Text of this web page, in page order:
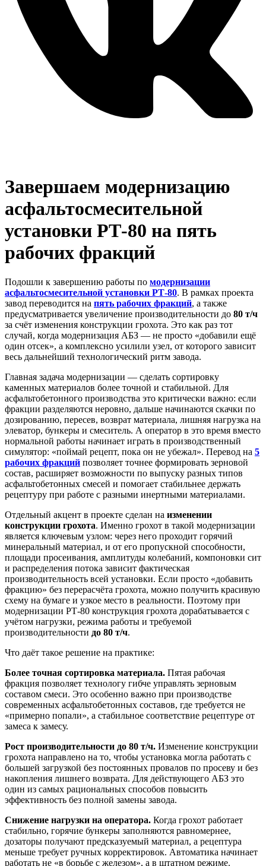
Завершаем модернизацию
асфальтосмесительной
установки РТ-80 на пять
рабочих фракций
Подошли к завершению работы по модернизации
асфальтосмесительной установки РТ-80. В рамках проекта
завод переводится на пять рабочих фракций, а также
предусматривается увеличение производительности до 80 т/ч
за счёт изменения конструкции грохота. Это как раз тот
случай, когда модернизация АБЗ — не просто «добавили ещё
один отсек», а комплексно усилили узел, от которого зависит
весь дальнейший технологический ритм завода.
Главная задача модернизации — сделать сортировку
каменных материалов более точной и стабильной. Для
асфальтобетонного производства это критически важно: если
фракции разделяются неровно, дальше начинаются скачки по
дозированию, пересев, возврат материала, лишняя нагрузка на
элеватор, бункеры и смеситель. А оператор в это время вместо
нормальной работы начинает играть в производственный
симулятор: «поймай рецепт, пока он не убежал». Перевод на 5
рабочих фракций позволяет точнее формировать зерновой
состав, расширяет возможности по выпуску разных типов
асфальтобетонных смесей и помогает стабильнее держать
рецептуру при работе с разными инертными материалами.
Отдельный акцент в проекте сделан на изменении
конструкции грохота. Именно грохот в такой модернизации
является ключевым узлом: через него проходит горячий
минеральный материал, и от его пропускной способности,
площади просеивания, амплитуды колебаний, компоновки сит
и распределения потока зависит фактическая
производительность всей установки. Если просто «добавить
фракцию» без перерасчёта грохота, можно получить красивую
схему на бумаге и узкое место в реальности. Поэтому при
модернизации РТ-80 конструкция грохота дорабатывается с
учётом нагрузки, режима работы и требуемой
производительности до 80 т/ч.
Что даёт такое решение на практике:
Более точная сортировка материала. Пятая рабочая
фракция позволяет технологу гибче управлять зерновым
составом смеси. Это особенно важно при производстве
современных асфальтобетонных составов, где требуется не
«примерно попали», а стабильное соответствие рецептуре от
замеса к замесу.
Рост производительности до 80 т/ч. Изменение конструкции
грохота направлено на то, чтобы установка могла работать с
большей загрузкой без постоянных провалов по просеву и без
накопления лишнего возврата. Для действующего АБЗ это
один из самых рациональных способов повысить
эффективность без полной замены завода.
Снижение нагрузки на оператора. Когда грохот работает
стабильно, горячие бункеры заполняются равномернее,
дозаторы получают предсказуемый материал, а рецептура
меньше требует ручных корректировок. Автоматика начинает
работать не «в борьбе с железом», а в штатном режиме.